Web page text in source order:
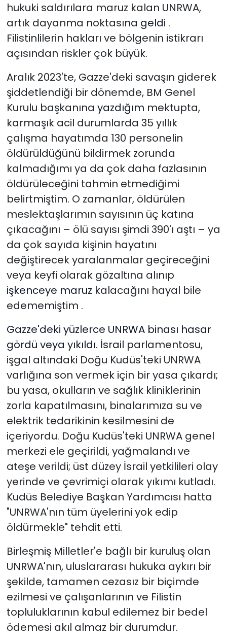
hukuki saldırılara maruz kalan UNRWA,
artık dayanma noktasına geldi .
Filistinlilerin hakları ve bölgenin istikrarı
açısından riskler çok büyük.
Aralık 2023'te, Gazze'deki savaşın giderek
şiddetlendiği bir dönemde, BM Genel
Kurulu başkanına yazdığım mektupta,
karmaşık acil durumlarda 35 yıllık
çalışma hayatımda 130 personelin
öldürüldüğünü bildirmek zorunda
kalmadığımı ya da çok daha fazlasının
öldürüleceğini tahmin etmediğimi
belirtmiştim. O zamanlar, öldürülen
meslektaşlarımın sayısının üç katına
çıkacağını – ölü sayısı şimdi 390'ı aştı – ya
da çok sayıda kişinin hayatını
değiştirecek yaralanmalar geçireceğini
veya keyfi olarak gözaltına alınıp
işkenceye maruz kalacağını hayal bile
edememiştim .
Gazze'deki yüzlerce UNRWA binası hasar
gördü veya yıkıldı. İsrail parlamentosu,
işgal altındaki Doğu Kudüs'teki UNRWA
varlığına son vermek için bir yasa çıkardı;
bu yasa, okulların ve sağlık kliniklerinin
zorla kapatılmasını, binalarımıza su ve
elektrik tedarikinin kesilmesini de
içeriyordu. Doğu Kudüs'teki UNRWA genel
merkezi ele geçirildi, yağmalandı ve
ateşe verildi; üst düzey İsrail yetkilileri olay
yerinde ve çevrimiçi olarak yıkımı kutladı.
Kudüs Belediye Başkan Yardımcısı hatta
"UNRWA'nın tüm üyelerini yok edip
öldürmekle" tehdit etti.
Birleşmiş Milletler'e bağlı bir kuruluş olan
UNRWA'nın, uluslararası hukuka aykırı bir
şekilde, tamamen cezasız bir biçimde
ezilmesi ve çalışanlarının ve Filistin
topluluklarının kabul edilemez bir bedel
ödemesi akıl almaz bir durumdur.